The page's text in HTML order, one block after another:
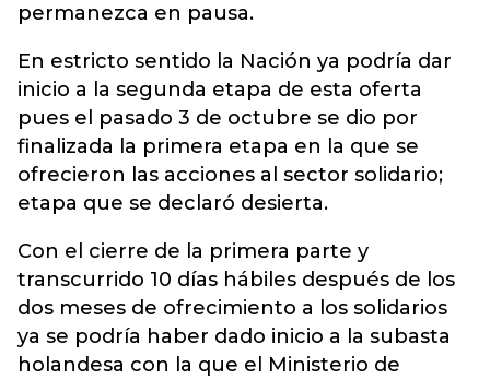
permanezca en pausa.
En estricto sentido la Nación ya podría dar
inicio a la segunda etapa de esta oferta
pues el pasado 3 de octubre se dio por
finalizada la primera etapa en la que se
ofrecieron las acciones al sector solidario;
etapa que se declaró desierta.
Con el cierre de la primera parte y
transcurrido 10 días hábiles después de los
dos meses de ofrecimiento a los solidarios
ya se podría haber dado inicio a la subasta
holandesa con la que el Ministerio de